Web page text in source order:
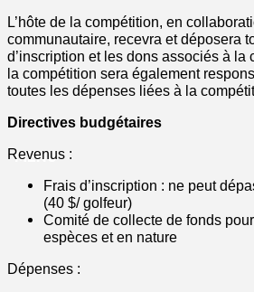
MENU
L’hôte de la compétition, en
communautaire, recevra et déposera
d’inscription et les dons associés à la
la compétition sera également
toutes les dépenses liées à la
Directives budgétaires
Revenus :
Frais d’inscription : ne peut
(40 $/ golfeur)
Comité de collecte de fonds
espèces et en nature
Dépenses :